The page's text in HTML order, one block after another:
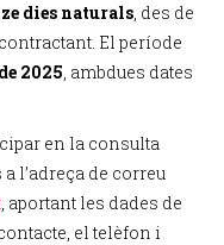
dies naturals, des de
El període
2025, ambdues dates
en la consulta
l’adreça de correu
, aportant les dades de
el telèfon i